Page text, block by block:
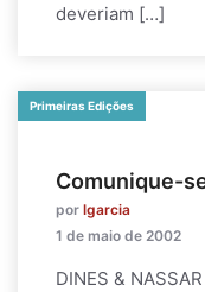
deveriam […]
Primeiras Edições
Comunique-
por lgarcia
1 de maio de 2002
DINES &